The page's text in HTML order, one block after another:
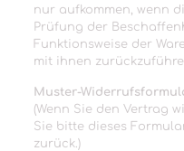
nur aufkommen, wenn
Prüfung der
Funktionsweise der
mit ihnen
Muster-
(Wenn Sie den Vertrag
Sie bitte dieses
zurück.)